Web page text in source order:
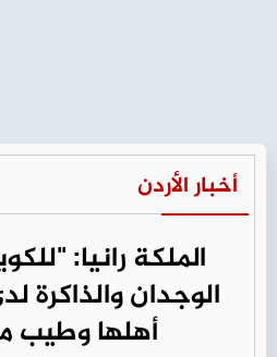
أخبار الأردن
الملكة رانيا:
الوجدان
أهلها وطيب